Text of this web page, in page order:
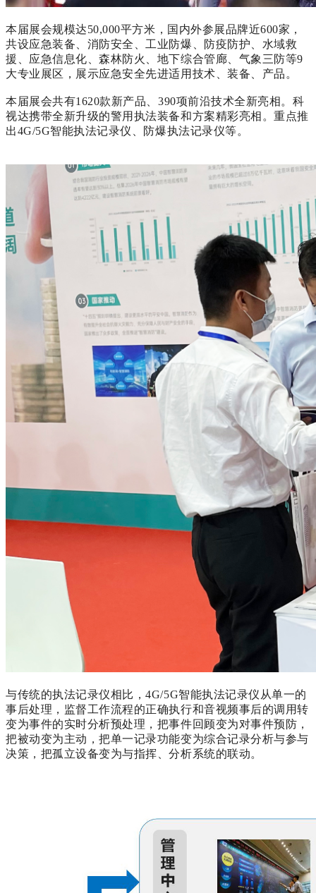
本届展会规模达50,000平方米，国内外参展品牌近600家，
共设应急装备、消防安全、工业防爆、防疫防护、水域救
援、应急信息化、森林防火、地下综合管廊、气象三防等9
大专业展区，展示应急安全先进适用技术、装备、产品。
本届展会共有1620款新产品、390项前沿技术全新亮相。 科
视达携带全新升级的警用执法装备和方案精彩亮相。重点推
出4G/5G智能执法记录仪、防爆执法记录仪等。
与传统的执法记录仪相比，4G/5G智能执法记录仪从单一的
事后处理，监督工作流程的正确执行和音视频事后的调用转
变为事件的实时分析预处理，把事件回顾变为对事件预防，
把被动变为主动，把单一记录功能变为综合记录分析与参与
决策，把孤立设备变为与指挥、分析系统的联动。